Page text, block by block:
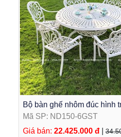
Bộ bàn ghế nhôm đúc hình
màu trắng 6 ghế
Mã SP: ND150-6GST
Giá bán: 22.425.000 đ